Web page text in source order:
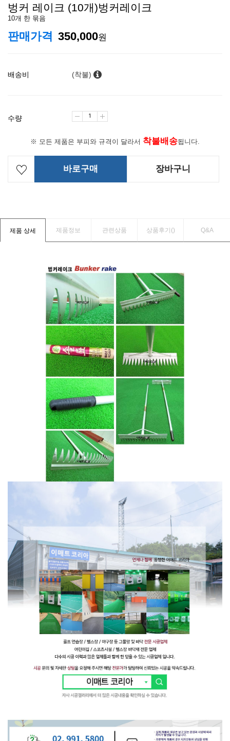
벙커 레이크 (10개)벙커레이크
10개 한 묶음
판매가격 350,000원
배송비 (착불)
수량
※ 모든 제품은 부피와 규격이 달라서 착불배송됩니다.
바로구매 장바구니
제품 상세 제품정보 관련상품 상품후기() Q&A